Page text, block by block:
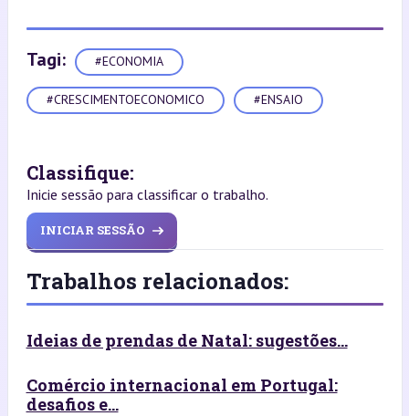
Tagi: #ECONOMIA
#CRESCIMENTOECONOMICO #ENSAIO
Classifique:
Inicie sessão para classificar o trabalho.
INICIAR SESSÃO
Trabalhos relacionados:
Ideias de prendas de Natal: sugestões...
Comércio internacional em Portugal:
desafios e...